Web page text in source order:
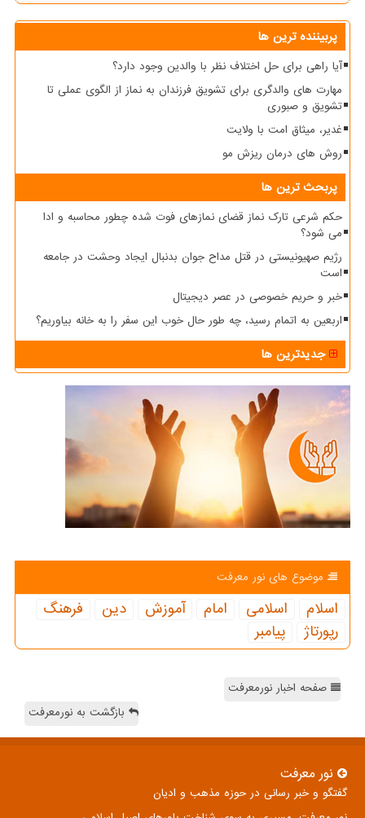
پربیننده ترین ها
آیا راهی برای حل اختلاف نظر با والدین وجود دارد؟
مهارت های والدگری برای تشویق فرزندان به نماز از الگوی عملی تا
تشویق و صبوری
غدیر، میثاق امت با ولایت
روش های درمان ریزش مو
پربحث ترین ها
حکم شرعی تارک نماز قضای نمازهای فوت شده چطور محاسبه و ادا
می شود؟
رژیم صهیونیستی در قتل مداح جوان بدنبال ایجاد وحشت در جامعه
است
خبر و حریم خصوصی در عصر دیجیتال
اربعین به اتمام رسید، چه طور حال خوب این سفر را به خانه بیاوریم؟
جدیدترین ها
موضوع های نور معرفت
اسلام اسلامی امام آموزش دین
فرهنگ
رپورتاژ
پیامبر
صفحه اخبار نورمعرفت
بازگشت به نورمعرفت
نور معرفت
گفتگو و خبر رسانی در حوزه مذهب و ادیان